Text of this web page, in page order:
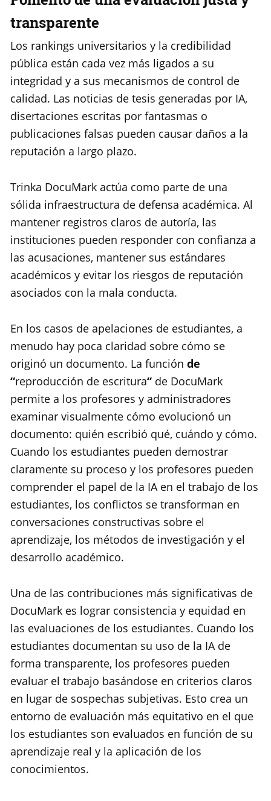
transparente
Los rankings universitarios y la credibilidad
pública están cada vez más ligados a su
integridad y a sus mecanismos de control de
calidad. Las noticias de tesis generadas por IA,
disertaciones escritas por fantasmas o
publicaciones falsas pueden causar daños a la
reputación a largo plazo.
Trinka DocuMark actúa como parte de una
sólida infraestructura de defensa académica. Al
mantener registros claros de autoría, las
instituciones pueden responder con confianza a
las acusaciones, mantener sus estándares
académicos y evitar los riesgos de reputación
asociados con la mala conducta.
En los casos de apelaciones de estudiantes, a
menudo hay poca claridad sobre cómo se
originó un documento. La función de
“reproducción de escritura“ de DocuMark
permite a los profesores y administradores
examinar visualmente cómo evolucionó un
documento: quién escribió qué, cuándo y cómo.
Cuando los estudiantes pueden demostrar
claramente su proceso y los profesores pueden
comprender el papel de la IA en el trabajo de los
estudiantes, los conflictos se transforman en
conversaciones constructivas sobre el
aprendizaje, los métodos de investigación y el
desarrollo académico.
Una de las contribuciones más significativas de
DocuMark es lograr consistencia y equidad en
las evaluaciones de los estudiantes. Cuando los
estudiantes documentan su uso de la IA de
forma transparente, los profesores pueden
evaluar el trabajo basándose en criterios claros
en lugar de sospechas subjetivas. Esto crea un
entorno de evaluación más equitativo en el que
los estudiantes son evaluados en función de su
aprendizaje real y la aplicación de los
conocimientos.